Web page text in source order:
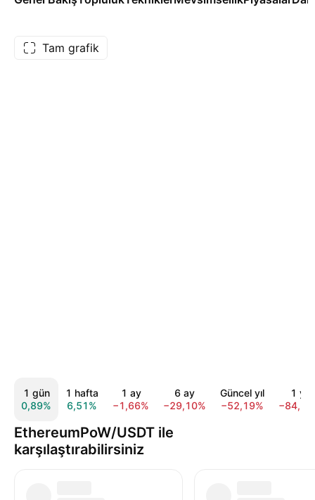
Tam grafik
1 gün
0,89%
1 hafta
6,51%
1 ay
−1,66%
6 ay
−29,10%
Güncel yıl
−52,19%
1 yıl
EthereumPoW/USDT ile
karşılaştırabilirsiniz